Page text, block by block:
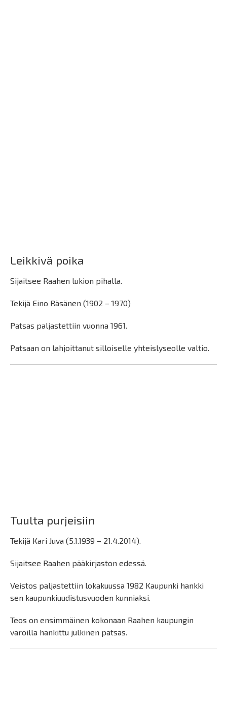
Leikkivä poika
Sijaitsee Raahen lukion pihalla.
Tekijä Eino Räsänen (1902 – 1970)
Patsas paljastettiin vuonna 1961.
Patsaan on lahjoittanut silloiselle yhteislyseolle valtio.
Tuulta purjeisiin
Tekijä Kari Juva (5.1.1939 – 21.4.2014).
Sijaitsee Raahen pääkirjaston edessä.
Veistos paljastettiin lokakuussa 1982 Kaupunki hankki
sen kaupunkiuudistusvuoden kunniaksi.
Teos on ensimmäinen kokonaan Raahen kaupungin
varoilla hankittu julkinen patsas.